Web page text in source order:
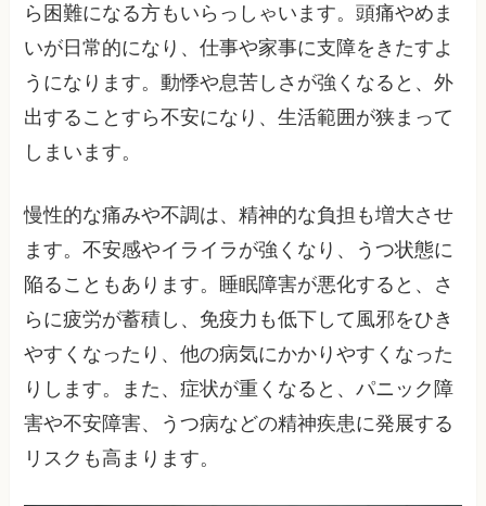
ら困難になる方もいらっしゃいます。頭痛やめま
いが日常的になり、仕事や家事に支障をきたすよ
うになります。動悸や息苦しさが強くなると、外
出することすら不安になり、生活範囲が狭まって
しまいます。
慢性的な痛みや不調は、精神的な負担も増大させ
ます。不安感やイライラが強くなり、うつ状態に
陥ることもあります。睡眠障害が悪化すると、さ
らに疲労が蓄積し、免疫力も低下して風邪をひき
やすくなったり、他の病気にかかりやすくなった
りします。また、症状が重くなると、パニック障
害や不安障害、うつ病などの精神疾患に発展する
リスクも高まります。